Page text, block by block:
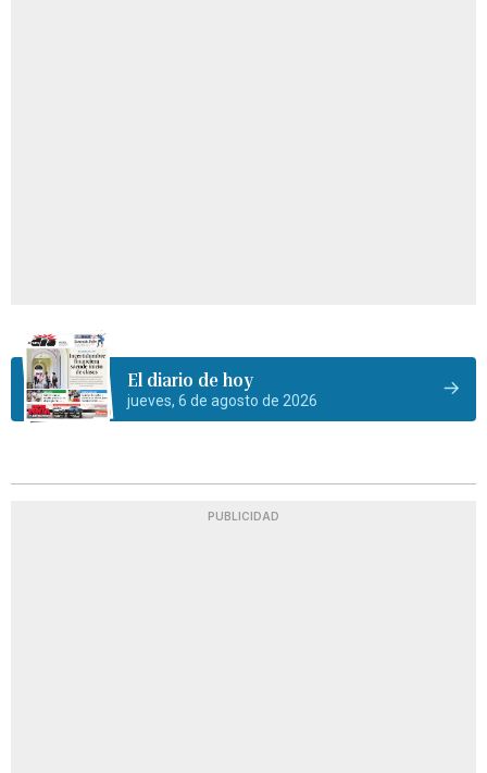
El diario de hoy
jueves, 6 de agosto de 2026
PUBLICIDAD